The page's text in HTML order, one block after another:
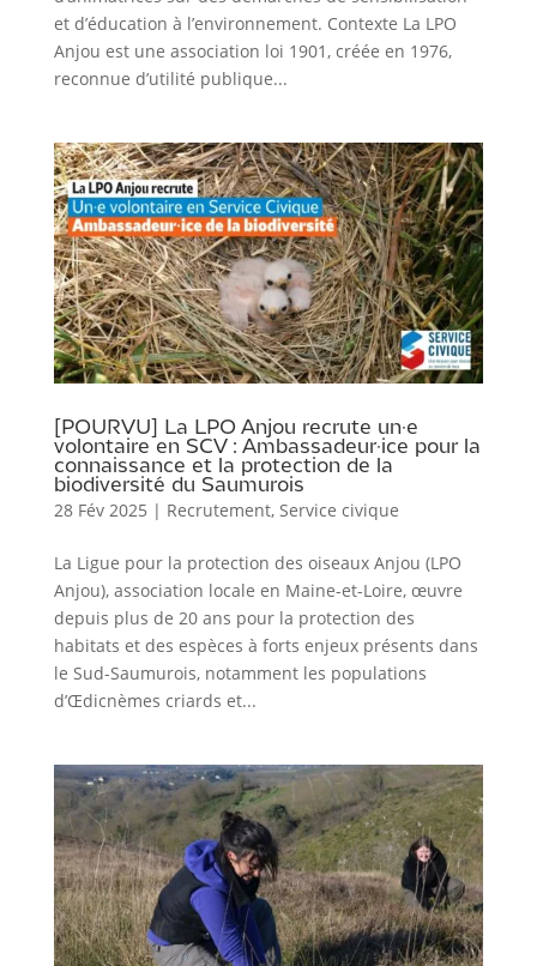
et d’éducation à l’environnement. Contexte La LPO
Anjou est une association loi 1901, créée en 1976,
reconnue d’utilité publique...
[POURVU] La LPO Anjou recrute un·e
volontaire en SCV : Ambassadeur·ice pour la
connaissance et la protection de la
biodiversité du Saumurois
28 Fév 2025 | Recrutement, Service civique
La Ligue pour la protection des oiseaux Anjou (LPO
Anjou), association locale en Maine-et-Loire, œuvre
depuis plus de 20 ans pour la protection des
habitats et des espèces à forts enjeux présents dans
le Sud-Saumurois, notamment les populations
d’Œdicnèmes criards et...